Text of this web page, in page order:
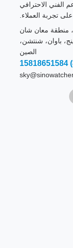
الفني الاحترافي
تجربة العملاء.
المبنى 30 أ، الطابق الثاني، بلوك 2.، منطقة معان شان
باوان، شنتشن،
الصين